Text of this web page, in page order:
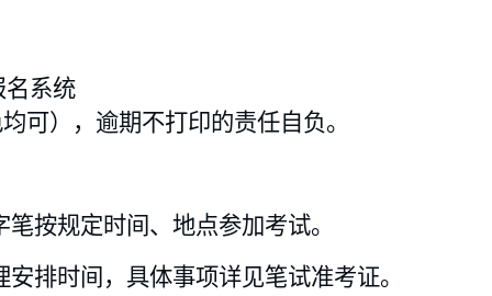
名系统
可），逾期不打印的责任自负。
笔按规定时间、地点参加考试。
排时间，具体事项详见笔试准考证。